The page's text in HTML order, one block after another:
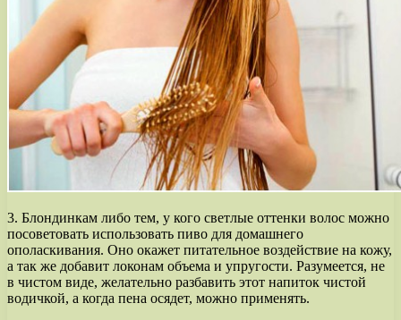
3. Блондинкам либо тем, у кого светлые оттенки волос можно
посоветовать использовать пиво для домашнего
ополаскивания. Оно окажет питательное воздействие на кожу,
а так же добавит локонам объема и упругости. Разумеется, не
в чистом виде, желательно разбавить этот напиток чистой
водичкой, а когда пена осядет, можно применять.